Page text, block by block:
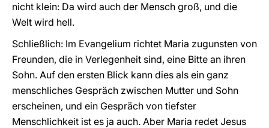
nicht klein: Da wird auch der Mensch groß, und die
Welt wird hell.
Schließlich: Im Evangelium richtet Maria zugunsten von
Freunden, die in Verlegenheit sind, eine Bitte an ihren
Sohn. Auf den ersten Blick kann dies als ein ganz
menschliches Gespräch zwischen Mutter und Sohn
erscheinen, und ein Gespräch von tiefster
Menschlichkeit ist es ja auch. Aber Maria redet Jesus